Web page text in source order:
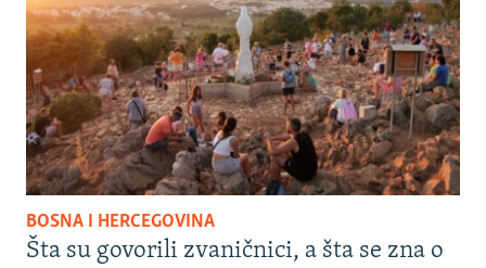
BOSNA I HERCEGOVINA
Šta su govorili zvaničnici, a šta se zna o